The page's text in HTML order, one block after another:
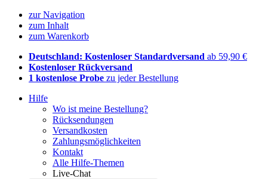
zur Navigation
zum Inhalt
zum Warenkorb
Deutschland: Kostenloser Standardversand ab 59,90 €
Kostenloser Rückversand
1 kostenlose Probe zu jeder Bestellung
Hilfe
Wo ist meine Bestellung?
Rücksendungen
Versandkosten
Zahlungsmöglichkeiten
Kontakt
Alle Hilfe-Themen
Live-Chat